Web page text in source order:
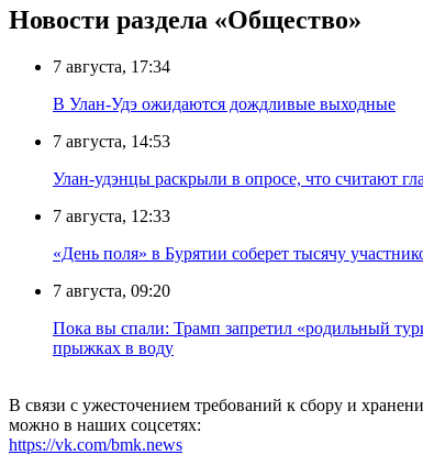
Новости раздела «Общество»
7 августа, 17:34
В Улан-Удэ ожидаются дождливые выходные
7 августа, 14:53
Улан-удэнцы раскрыли в опросе, что считают
7 августа, 12:33
«День поля» в Бурятии соберет тысячу
7 августа, 09:20
Пока вы спали: Трамп запретил «родильный
прыжках в воду
В связи с ужесточением требований к сбору и
можно в наших соцсетях:
https://vk.com/bmk.news